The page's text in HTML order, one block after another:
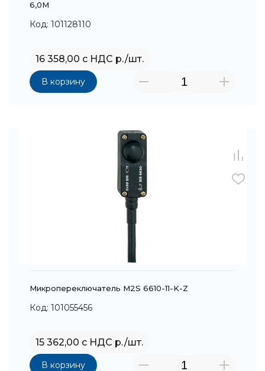
6,0M
Код: 101128110
16 358,00 с НДС р./шт.
В корзину
Микропереключатель M2S 6610-11-K-Z
Код: 101055456
15 362,00 с НДС р./шт.
В корзину